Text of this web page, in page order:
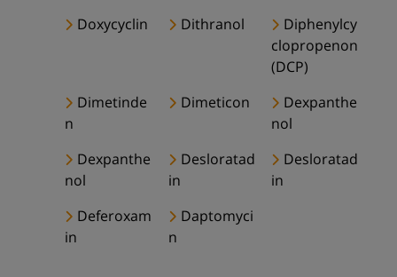
Doxycyclin
Dithranol
Diphenylcy
clopropenon
(DCP)
Dimetinde
n
Dimeticon
Dexpanthe
nol
Dexpanthe
nol
Desloratad
in
Desloratad
in
Deferoxam
in
Daptomyci
n